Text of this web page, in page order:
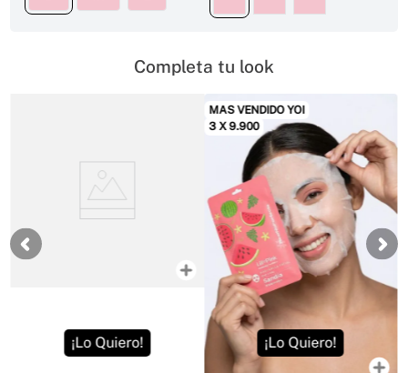
Completa tu look
¡Lo Quiero! ¡Lo Quiero!
MAS VENDIDO YOI
3 X 9.900